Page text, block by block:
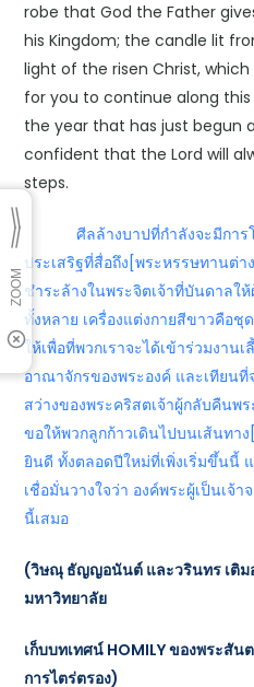
robe that God the Father
his Kingdom; the candle lit
light of the risen Christ,
for you to continue along
the year that has just begun
confident that the Lord will
steps.
ศีลล้างบาปที่กำลังจะมีการโ
ประเสริฐที่สื่อถึง[พระหรรษทานต่
ชำระล้างในพระจิตเจ้าที่บันดาล
ทั้งหลาย เครื่องแต่งกายสีขาวคือ
ให้เพื่อที่พวกเราจะได้เข้าร่วมงาน
อาณาจักรของพระองค์ และเทียน
สว่างของพระคริสตเจ้าผู้กลับคืนพ
ขอให้พวกลูกก้าวเดินไปบนเส้นทา
ยินดี ทั้งตลอดปีใหม่ที่เพิ่งเริ่มขึ้นนี้
เชื่อมั่นวางใจว่า องค์พระผู้เป็นเจ้
นี้เสมอ
(วิษณุ ธัญญอนันต์ และวรินทร เติม
มหาวิทยาลัย
เก็บบทเทศน์ HOMILY ของพระสัน
การไตร่ตรอง)